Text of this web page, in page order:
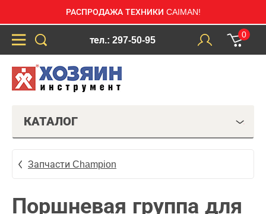
РАСПРОДАЖА ТЕХНИКИ CAIMAN!
тел.: 297-50-95
0
КАТАЛОГ
Запчасти Champion
Поршневая группа для